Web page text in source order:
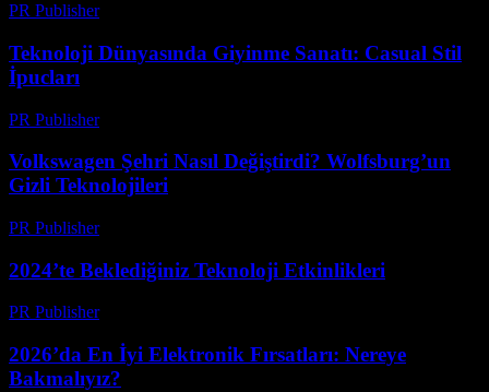
PR Publisher-
Teknoloji Dünyasında Giyinme Sanatı: Casual Stil
İpucları
PR Publisher-
Volkswagen Şehri Nasıl Değiştirdi? Wolfsburg’un
Gizli Teknolojileri
PR Publisher-
2024’te Beklediğiniz Teknoloji Etkinlikleri
PR Publisher-
2026’da En İyi Elektronik Fırsatları: Nereye
Bakmalıyız?